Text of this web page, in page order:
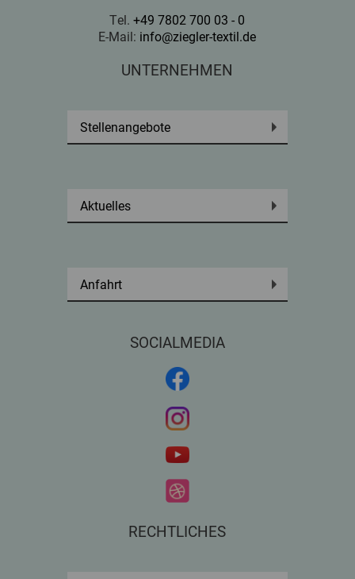
Tel.+49 7802 700 03 - 0
E-Mail: info@ziegler-textil.de
UNTERNEHMEN
Stellenangebote
Aktuelles
Anfahrt
SOCIALMEDIA
RECHTLICHES